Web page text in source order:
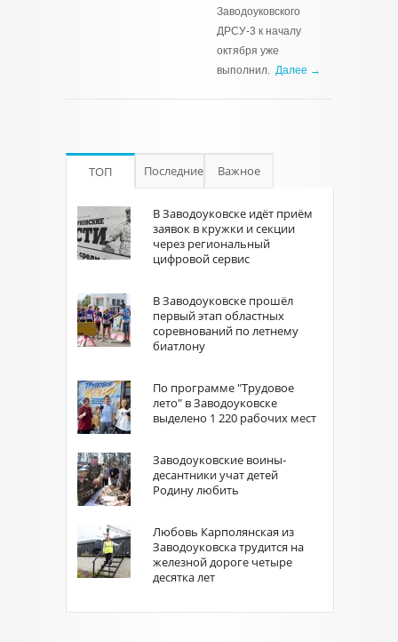
Заводоуковского
ДРСУ-3 к началу
октября уже
выполнил. Далее →
ТОП Последние Важное
В Заводоуковске идёт приём
заявок в кружки и секции
через региональный
цифровой сервис
В Заводоуковске прошёл
первый этап областных
соревнований по летнему
биатлону
По программе "Трудовое
лето" в Заводоуковске
выделено 1 220 рабочих мест
Заводоуковские воины-
десантники учат детей
Родину любить
Любовь Карполянская из
Заводоуковска трудится на
железной дороге четыре
десятка лет